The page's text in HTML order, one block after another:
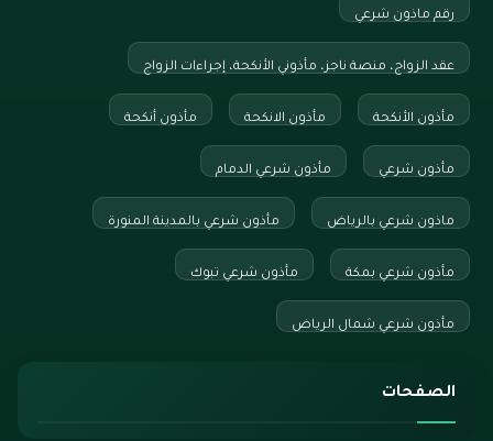
رقم ماذون شرعي
عقد الزواج، منصة ناجز، مأذوني الأنكحة، إجراءات الزواج
مأذون الأنكحة مأذون الانكحة مأذون أنكحة
مأذون شرعي مأذون شرعي الدمام
ماذون شرعي بالرياض مأذون شرعي بالمدينة المنورة
مأذون شرعي بمكة مأذون شرعي تبوك
مأذون شرعي شمال الرياض
الصفحات